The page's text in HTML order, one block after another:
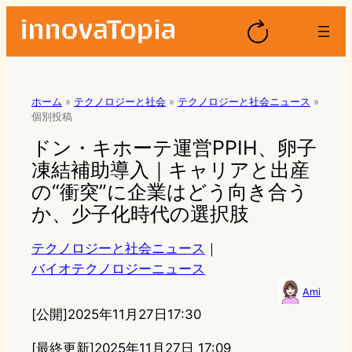
ホーム » テクノロジーと社会 » テクノロジーと社会ニュース »
個別投稿
ドン・キホーテ運営PPIH、卵子
凍結補助導入｜キャリアと出産
の“衝突”に企業はどう向き合う
か、少子化時代の選択肢
テクノロジーと社会ニュース ｜
バイオテクノロジーニュース
Ami
[公開]2025年11月27日17:30
[最終更新]2025年11月27日 17:09